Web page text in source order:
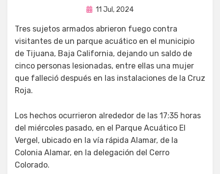
porFernando Miranda Servín
Publicada
11 Jul, 2024
Tres sujetos armados abrieron fuego contra
visitantes de un parque acuático en el municipio
de Tijuana, Baja California, dejando un saldo de
cinco personas lesionadas, entre ellas una mujer
que falleció después en las instalaciones de la Cruz
Roja.
Los hechos ocurrieron alrededor de las 17:35 horas
del miércoles pasado, en el Parque Acuático El
Vergel, ubicado en la vía rápida Alamar, de la
Colonia Alamar, en la delegación del Cerro
Colorado.